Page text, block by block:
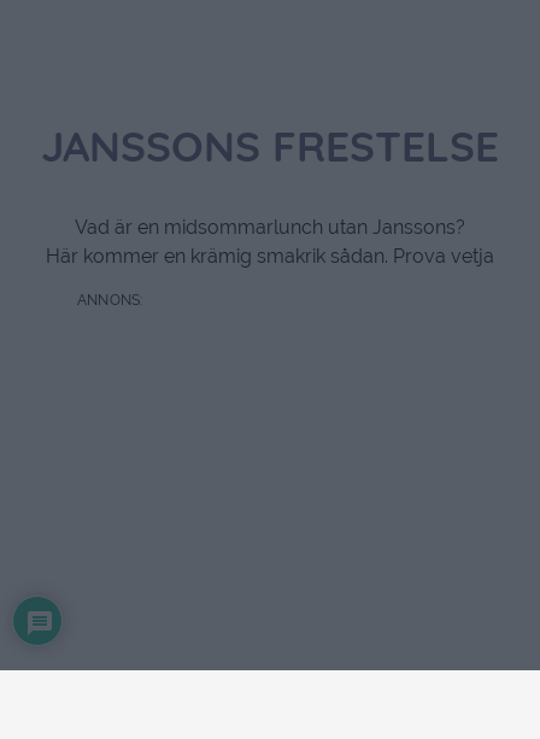
JANSSONS FRESTELSE
Vad är en midsommarlunch utan Janssons?
Här kommer en krämig smakrik sådan. Prova vetja